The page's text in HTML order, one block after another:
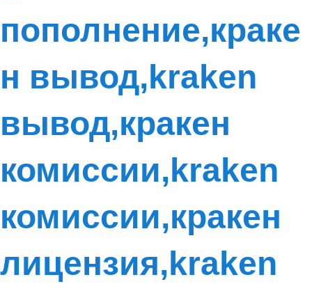
пополнение,краке
н вывод,kraken
вывод,кракен
комиссии,kraken
комиссии,кракен
лицензия,kraken